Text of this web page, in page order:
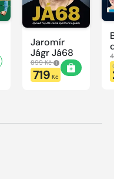
Jaromír
Jágr Já68
899 Kč
719 Kč